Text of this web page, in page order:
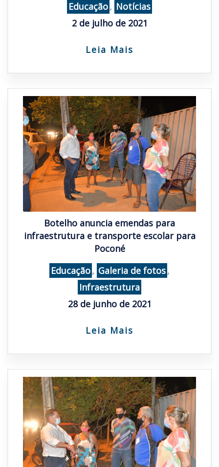
Educação, Notícias
2 de julho de 2021
Leia Mais
Botelho anuncia emendas para
infraestrutura e transporte escolar para
Poconé
Educação, Galeria de fotos,
Infraestrutura
28 de junho de 2021
Leia Mais